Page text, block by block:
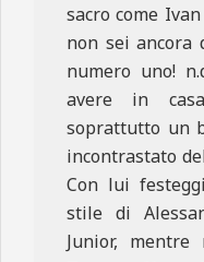
sacro come
non sei ancora
numero uno!
avere in
soprattutto un
incontrastato
Con lui
stile di
Junior,